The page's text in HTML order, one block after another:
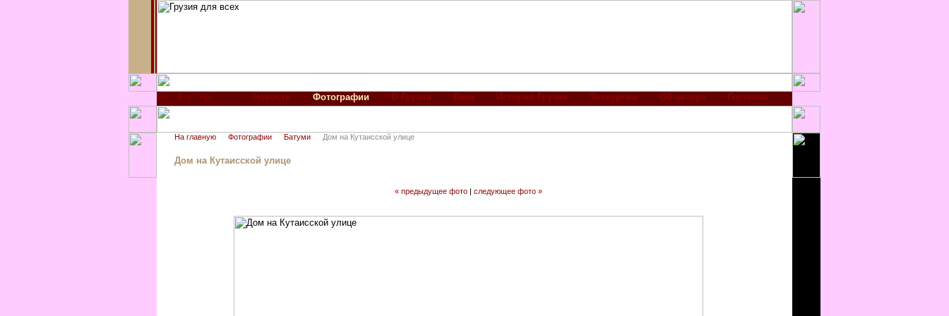
Новости Фотографии О Грузии Виза История Грузии Экскурсии Об авторе Гостевая
На главную Фотографии Батуми Дом на Кутаисской улице
Дом на Кутаисской улице
« предыдущее фото | следующее фото »